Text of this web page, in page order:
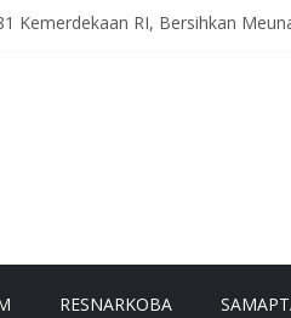
Kemerdekaan RI, Bersihkan
Guantibmas, Warga Diimbau
Desa, Ajak Warga
RESNARKOBA